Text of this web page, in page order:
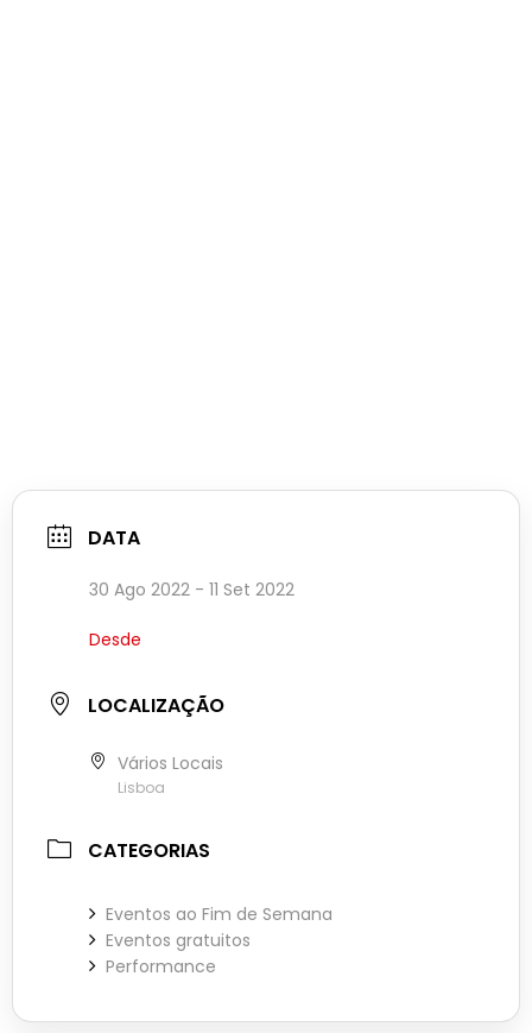
DATA
30 Ago 2022 - 11 Set 2022
Desde
LOCALIZAÇÃO
Vários Locais
Lisboa
CATEGORIAS
Eventos ao Fim de Semana
Eventos gratuitos
Performance